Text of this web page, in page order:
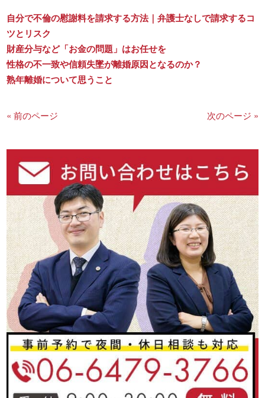
自分で不倫の慰謝料を請求する方法｜弁護士なしで請求するコ
ツとリスク
財産分与など「お金の問題」はお任せを
性格の不一致や信頼失墜が離婚原因となるのか？
熟年離婚について思うこと
« 前のページ 次のページ »